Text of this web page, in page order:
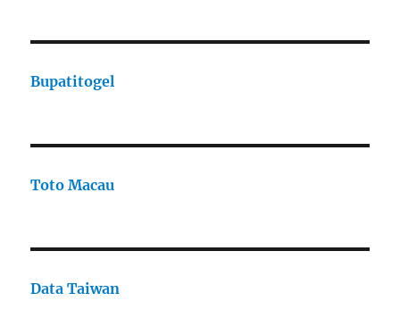
Bupatitogel
Toto Macau
Data Taiwan